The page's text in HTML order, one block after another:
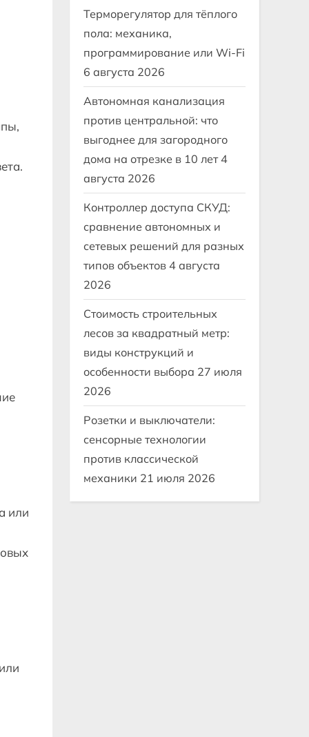
или
Терморегулятор для тёплого
пола: механика,
программирование или Wi-Fi
6 августа 2026
Автономная канализация
против центральной: что
выгоднее для загородного
дома на отрезке в 10 лет 4
августа 2026
Контроллер доступа СКУД:
сравнение автономных и
сетевых решений для разных
типов объектов 4 августа
2026
Стоимость строительных
лесов за квадратный метр:
виды конструкций и
особенности выбора 27 июля
2026
Розетки и выключатели:
сенсорные технологии
против классической
механики 21 июля 2026